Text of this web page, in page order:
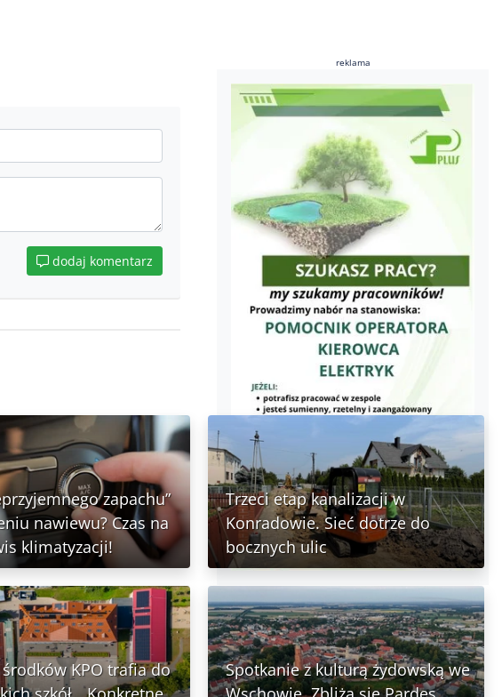
dodaj komentarz
reklama
zapachu”
nawiewu? Czas na
klimatyzacji!
Trzeci etap kanalizacji w
Konradowie. Sieć dotrze do
bocznych ulic
środków KPO trafia do
Spotkanie z kulturą żydowską we